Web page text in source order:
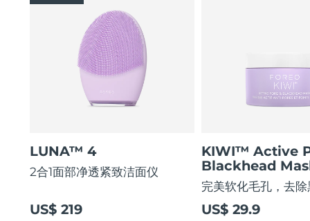
LUNA™ 4
2合1面部净透紧致洁面仪
US$ 219
KIWI™ Active
Blackhead
完美软化毛孔，去
US$ 29.9